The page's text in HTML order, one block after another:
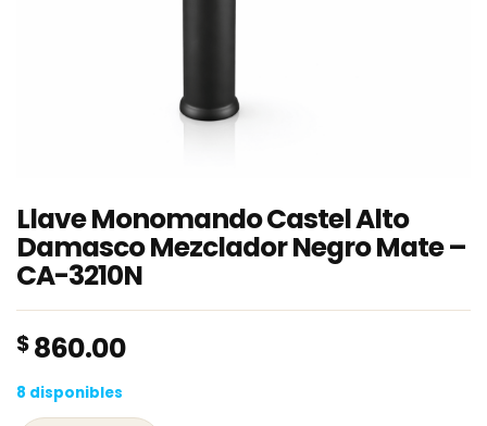
Llave Monomando Castel Alto
Damasco Mezclador Negro Mate –
CA-3210N
$860.00
8 disponibles